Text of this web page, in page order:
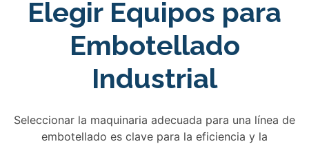
Elegir Equipos para
Embotellado
Industrial
Seleccionar la maquinaria adecuada para una línea de
embotellado es clave para la eficiencia y la